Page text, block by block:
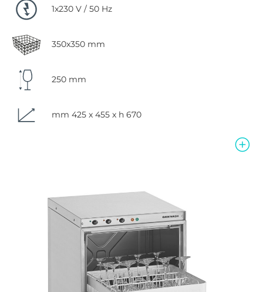
1x230 V / 50 Hz
350x350 mm
250 mm
mm 425 x 455 x h 670